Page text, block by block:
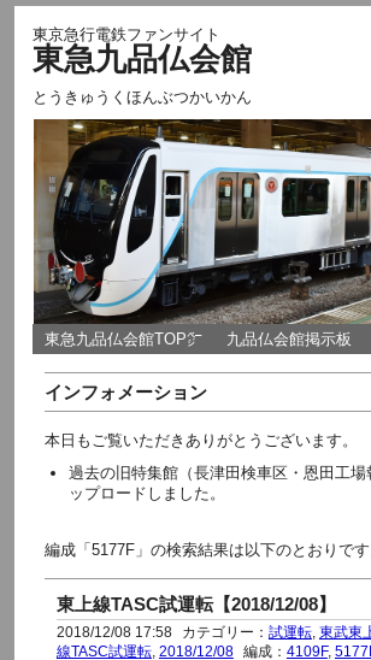
東京急行電鉄ファンサイト
東急九品仏会館
とうきゅうくほんぶつかいかん
東急九品仏会館TOP㌻ 九品仏会館掲示板
インフォメーション
本日もご覧いただきありがとうございます。
過去の旧特集館（長津田検車区・恩田工場
ップロードしました。
編成「5177F」の検索結果は以下のとおりです
東上線TASC試運転【2018/12/08】
2018/12/08 17:58 カテゴリー： 試運転, 東武東
線TASC試運転, 2018/12/08 編成： 4109F,